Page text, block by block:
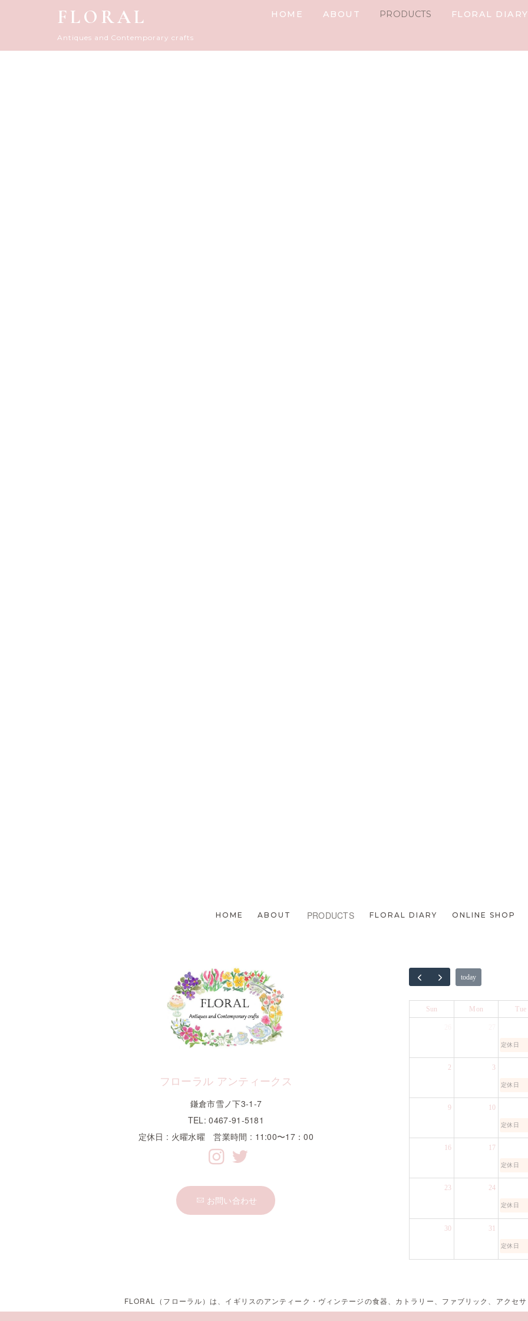
FLORAL
Antiques and Contemporary crafts
HOME ABOUT PRODUCTS FLORAL DIARY
HOME ABOUT PRODUCTS FLORAL DIARY ONLINE SHOP
フローラル アンティークス
鎌倉市雪ノ下3-1-7
TEL: 0467-91-5181
定休日 : 火曜水曜 営業時間 : 11:00〜17：00
お問い合わせ
today
Sun Mon Tue
定休日
2 3
定休日
9 10
定休日
16 17
定休日
23 24
定休日
30 31
定休日
FLORAL（フローラル）は、イギリスのアンティーク・ヴィンテージの食器、カトラリー、ファブリック、アクセ